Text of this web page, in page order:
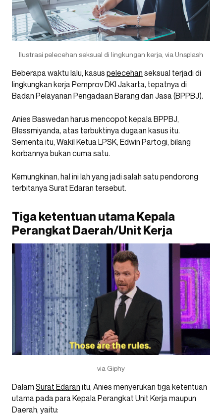
Ilustrasi pelecehan seksual di lingkungan kerja, via Unsplash
Beberapa waktu lalu, kasus pelecehan seksual terjadi di
lingkungkan kerja Pemprov DKI Jakarta, tepatnya di
Badan Pelayanan Pengadaan Barang dan Jasa (BPPBJ).
Anies Baswedan harus mencopot kepala BPPBJ,
Blessmiyanda, atas terbuktinya dugaan kasus itu.
Sementa itu, Wakil Ketua LPSK, Edwin Partogi, bilang
korbannya bukan cuma satu.
Kemungkinan, hal ini lah yang jadi salah satu pendorong
terbitanya Surat Edaran tersebut.
Tiga ketentuan utama Kepala
Perangkat Daerah/Unit Kerja
via Giphy
Dalam Surat Edaran itu, Anies menyerukan tiga ketentuan
utama pada para Kepala Perangkat Unit Kerja maupun
Daerah, yaitu: